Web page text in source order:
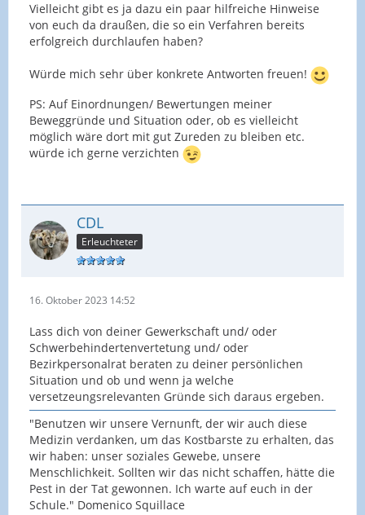
Vielleicht gibt es ja dazu ein paar hilfreiche Hinweise
von euch da draußen, die so ein Verfahren bereits
erfolgreich durchlaufen haben?
Würde mich sehr über konkrete Antworten freuen!
PS: Auf Einordnungen/ Bewertungen meiner
Beweggründe und Situation oder, ob es vielleicht
möglich wäre dort mit gut Zureden zu bleiben etc.
würde ich gerne verzichten
CDL
Erleuchteter
16. Oktober 2023 14:52
Lass dich von deiner Gewerkschaft und/ oder
Schwerbehindertenvertetung und/ oder
Bezirkpersonalrat beraten zu deiner persönlichen
Situation und ob und wenn ja welche
versetzeungsrelevanten Gründe sich daraus ergeben.
"Benutzen wir unsere Vernunft, der wir auch diese
Medizin verdanken, um das Kostbarste zu erhalten, das
wir haben: unser soziales Gewebe, unsere
Menschlichkeit. Sollten wir das nicht schaffen, hätte die
Pest in der Tat gewonnen. Ich warte auf euch in der
Schule." Domenico Squillace